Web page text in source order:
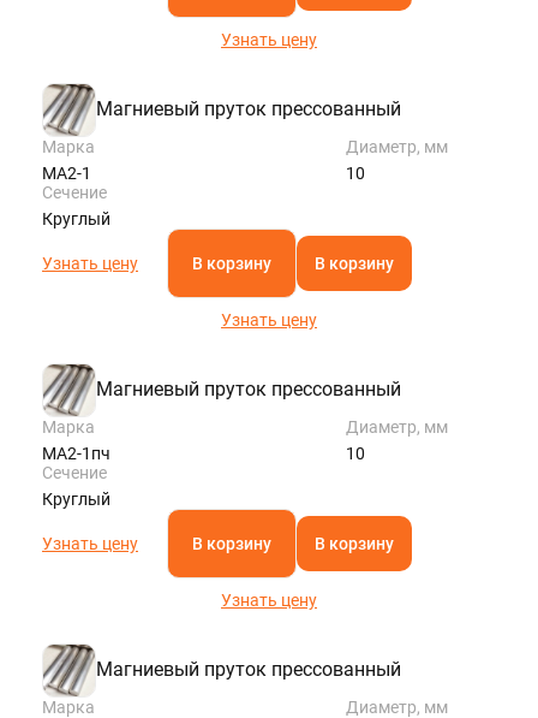
Узнать цену
Магниевый пруток прессованный
Марка
МА2-1
Диаметр, мм
10
Сечение
Круглый
Узнать цену В корзину В корзину
Узнать цену
Магниевый пруток прессованный
Марка
МА2-1пч
Диаметр, мм
10
Сечение
Круглый
Узнать цену В корзину В корзину
Узнать цену
Магниевый пруток прессованный
Марка
Диаметр, мм